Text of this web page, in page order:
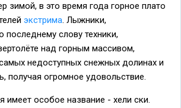
зимой, в это время года горное плато
экстрима. Лыжники,
последнему слову техники,
над горным массивом,
недоступных снежных долинах и
получая огромное удовольствие.
имеет особое название - хели ски.